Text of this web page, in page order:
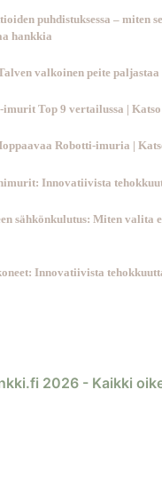
puhdistuksessa – miten
hankkia
valkoinen peite paljastaa
Top 9 vertailussa |
Robotti-imuria |
Innovatiivista
sähkönkulutus: Miten valita
Innovatiivista
2026 - Kaikki